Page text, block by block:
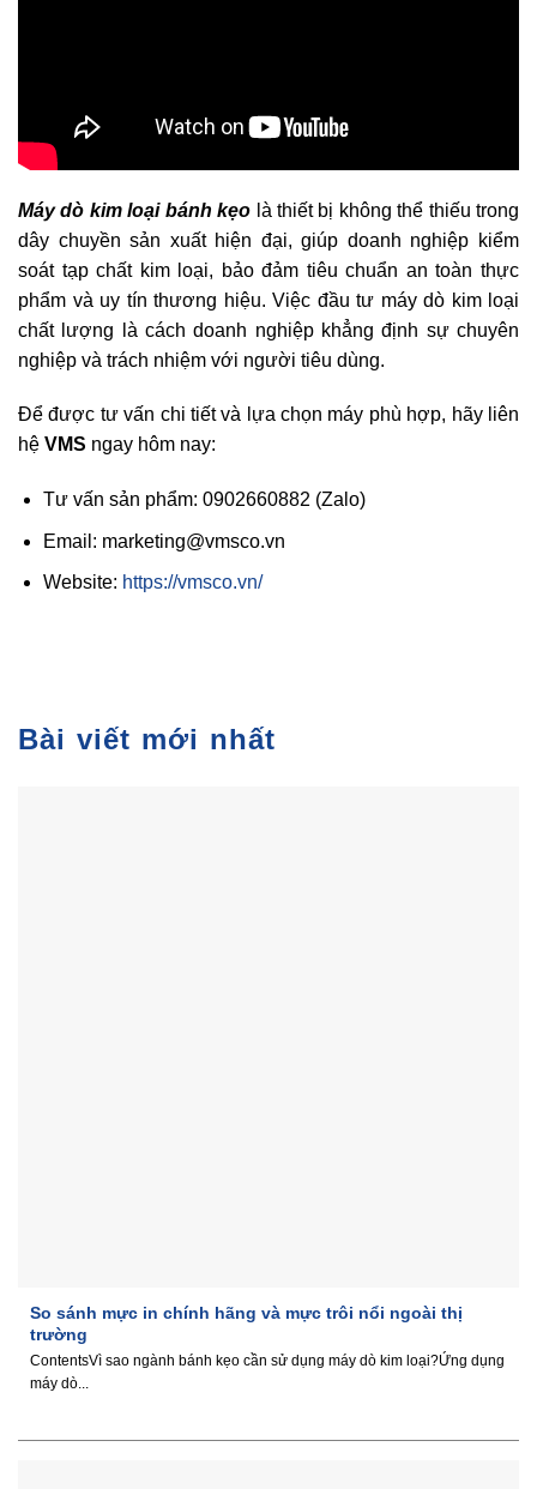
Máy dò kim loại bánh kẹo là thiết bị không thể thiếu trong
dây chuyền sản xuất hiện đại, giúp doanh nghiệp kiểm
soát tạp chất kim loại, bảo đảm tiêu chuẩn an toàn thực
phẩm và uy tín thương hiệu. Việc đầu tư máy dò kim loại
chất lượng là cách doanh nghiệp khẳng định sự chuyên
nghiệp và trách nhiệm với người tiêu dùng.
Để được tư vấn chi tiết và lựa chọn máy phù hợp, hãy liên
hệ VMS ngay hôm nay:
Tư vấn sản phẩm: 0902660882 (Zalo)
Email: marketing@vmsco.vn
Website: https://vmsco.vn/
Bài viết mới nhất
So sánh mực in chính hãng và mực trôi nổi ngoài thị
trường
ContentsVì sao ngành bánh kẹo cần sử dụng máy dò kim loại?Ứng dụng
máy dò...